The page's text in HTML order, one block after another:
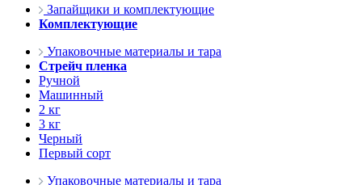
Запайщики и комплектующие
Комплектующие
Упаковочные материалы и тара
Стрейч пленка
Ручной
Машинный
2 кг
3 кг
Черный
Первый сорт
Упаковочные материалы и тара